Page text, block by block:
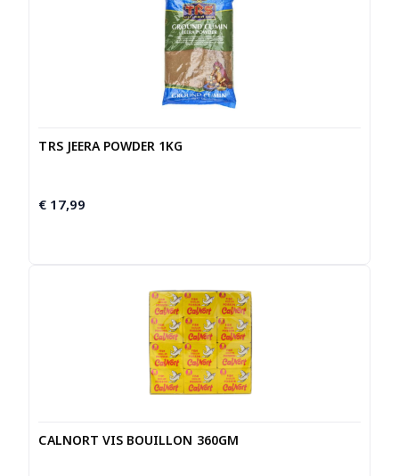
TRS JEERA POWDER 1KG
€ 17,99
CALNORT VIS BOUILLON 360GM